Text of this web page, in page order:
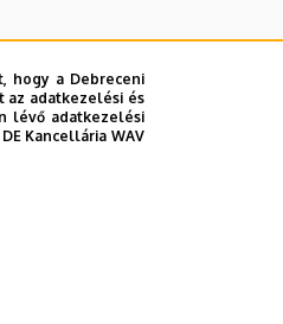
hogy a Debreceni
az adatkezelési és
lévő adatkezelési
DE Kancellária WAV